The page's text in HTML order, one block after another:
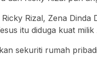
Rizal, Zena
itu diduga kuat
sekuriti rumah